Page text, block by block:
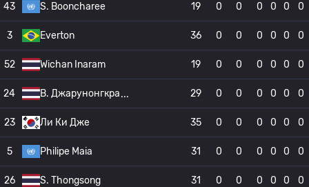
43 S. Booncharee 19 0 0 0 0 0 0
3 Everton 36 0 0 0 0 0 0
52 Wichan Inaram 19 0 0 0 0 0 0
24 В. Джарунонгкра 29 0 0 0 0 0 0
23 Ли Ки Дже 35 0 0 0 0 0 0
5 Philipe Maia 31 0 0 0 0 0 0
26 S. Thongsong 31 0 0 0 0 0 0